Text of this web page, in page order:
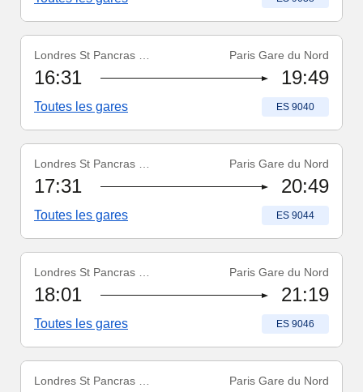
Numéro du train:
ES 9040Paris Gare du Nord
16:31 19:49
Toutes les gares Numéro du train
ES 9040
Numéro du train:
ES 9044Paris Gare du Nord
17:31 20:49
Toutes les gares Numéro du train
ES 9044
Numéro du train:
ES 9046Paris Gare du Nord
18:01 21:19
Toutes les gares Numéro du train
ES 9046
Numéro du train:
ES 9050Paris Gare du Nord